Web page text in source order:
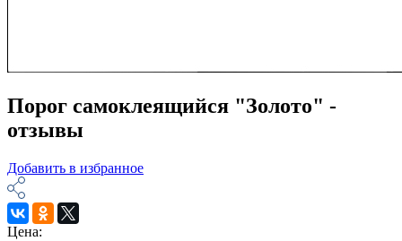
Порог самоклеящийся "Золото" -
отзывы
Добавить в избранное
Цена: